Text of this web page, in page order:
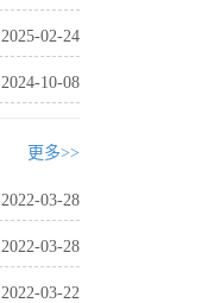
2025-02-24
2024-10-08
更多>>
2022-03-28
2022-03-28
2022-03-22